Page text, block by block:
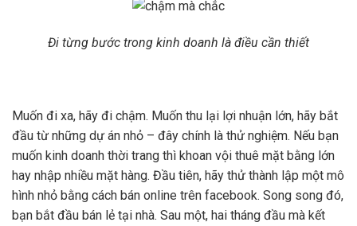
Đi từng bước trong kinh doanh là điều cần thiết
Muốn đi xa, hãy đi chậm. Muốn thu lại lợi nhuận lớn, hãy bắt
đầu từ những dự án nhỏ – đây chính là thử nghiệm. Nếu bạn
muốn kinh doanh thời trang thì khoan vội thuê mặt bằng lớn
hay nhập nhiều mặt hàng. Đầu tiên, hãy thử thành lập một mô
hình nhỏ bằng cách bán online trên facebook. Song song đó,
bạn bắt đầu bán lẻ tại nhà. Sau một, hai tháng đầu mà kết